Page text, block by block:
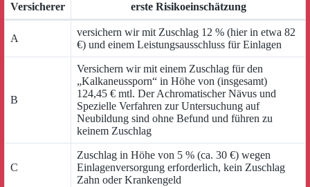
Versicherer erste Risikoeinschätzung
A
versichern wir mit Zuschlag 12 % (hier in etwa 82
€) und einem Leistungsausschluss für Einlagen
B
Versichern wir mit einem Zuschlag für den
„Kalkaneussporn“ in Höhe von (insgesamt)
124,45 € mtl. Der Achromatischer Nävus und
Spezielle Verfahren zur Untersuchung auf
Neubildung sind ohne Befund und führen zu
keinem Zuschlag
C
Zuschlag in Höhe von 5 % (ca. 30 €) wegen
Einlagenversorgung erforderlich, kein Zuschlag
Zahn oder Krankengeld